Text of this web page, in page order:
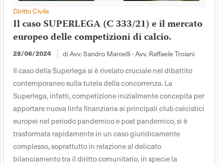
Diritto Civile
Il caso SUPERLEGA (C 333/21) e il mercato
europeo delle competizioni di calcio.
28/06/2024 di Avv. Sandro Marcelli - Avv. Raffaele Troiani
Il caso della Superlega si è rivelato cruciale nel dibattito
contemporaneo sulla tutela della concorrenza. La
Superlega, infatti, competizione inizialmente concepita per
apportare nuova linfa finanziaria ai principali club calcistici
europei nel periodo pandemico e post pandemico, si è
trasformata rapidamente in un caso giuridicamente
complesso, soprattutto in relazione al delicato
bilanciamento tra il diritto comunitario, in specie la